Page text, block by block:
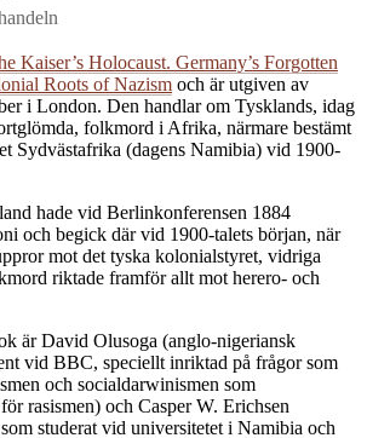
Kaiser’s Holocaust. Germany’s Forgotten
Roots of Nazism och är utgiven av
i London. Den handlar om Tysklands, idag
folkmord i Afrika, närmare bestämt
Sydvästafrika (dagens Namibia) vid 1900-
hade vid Berlinkonferensen 1884
och begick där vid 1900-talets början, när
mot det tyska kolonialstyret, vidriga
riktade framför allt mot herero- och
är David Olusoga (anglo-nigeriansk
vid BBC, speciellt inriktad på frågor som
och socialdarwinismen som
rasismen) och Casper W. Erichsen
studerat vid universitetet i Namibia och